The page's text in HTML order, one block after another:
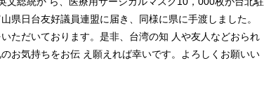
県日台友好議員連盟に届き、同様に県に手渡しました。
ただいております。是非、台湾の知 人や友人などおられ
お気持ちをお伝 え願えれば幸いです。よろしくお願いい